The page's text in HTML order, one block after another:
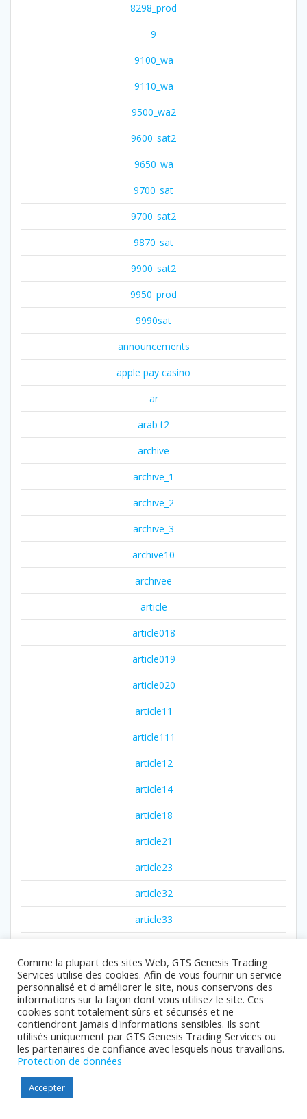
8298_prod
9
9100_wa
9110_wa
9500_wa2
9600_sat2
9650_wa
9700_sat
9700_sat2
9870_sat
9900_sat2
9950_prod
9990sat
announcements
apple pay casino
ar
arab t2
archive
archive_1
archive_2
archive_3
archive10
archivee
article
article018
article019
article020
article11
article111
article12
article14
article18
article21
article23
article32
article33
article9
articles
betting
blog
Comme la plupart des sites Web, GTS Genesis Trading
Services utilise des cookies. Afin de vous fournir un service
personnalisé et d'améliorer le site, nous conservons des
informations sur la façon dont vous utilisez le site. Ces
cookies sont totalement sûrs et sécurisés et ne
contiendront jamais d'informations sensibles. Ils sont
utilisés uniquement par GTS Genesis Trading Services ou
les partenaires de confiance avec lesquels nous travaillons.
Protection de données
Accepter